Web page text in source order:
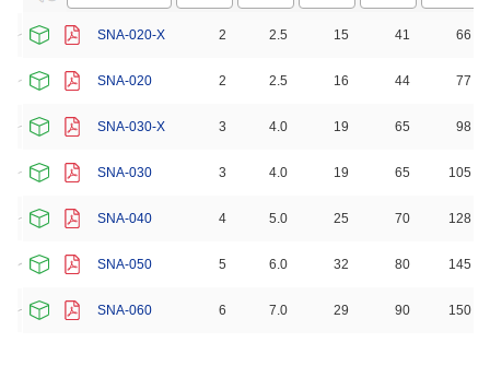
SNA-020-X 2 2.5 15 41 66
SNA-020 2 2.5 16 44 77
SNA-030-X 3 4.0 19 65 98
SNA-030 3 4.0 19 65 105
SNA-040 4 5.0 25 70 128
SNA-050 5 6.0 32 80 145
SNA-060 6 7.0 29 90 150